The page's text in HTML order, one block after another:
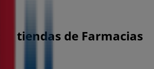
tiendas de Farmacias